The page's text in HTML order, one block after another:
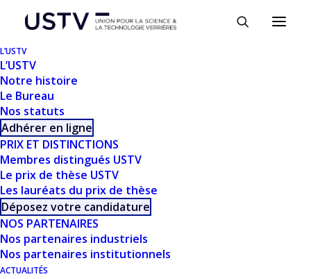
L’USTV
L’USTV
Notre histoire
Le Bureau
Nos statuts
Adhérer en ligne
PRIX ET DISTINCTIONS
Membres distingués USTV
Le prix de thèse USTV
Les lauréats du prix de thèse
Déposez votre candidature
NOS PARTENAIRES
Nos partenaires industriels
Nos partenaires institutionnels
ACTUALITÉS
TÉLÉCHARGER
Télécharger